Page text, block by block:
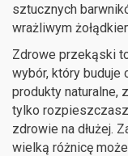
sztucznych
wrażliwym
Zdrowe przekąski
wybór, który buduje
produkty naturalne,
tylko
zdrowie na dłużej.
wielką różnicę